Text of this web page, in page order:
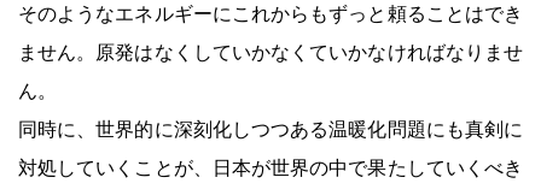
そのようなエネルギーにこれからもずっと頼ることはでき
ません。原発はなくしていかなくていかなければなりませ
ん。
同時に、世界的に深刻化しつつある温暖化問題にも真剣に
対処していくことが、日本が世界の中で果たしていくべき